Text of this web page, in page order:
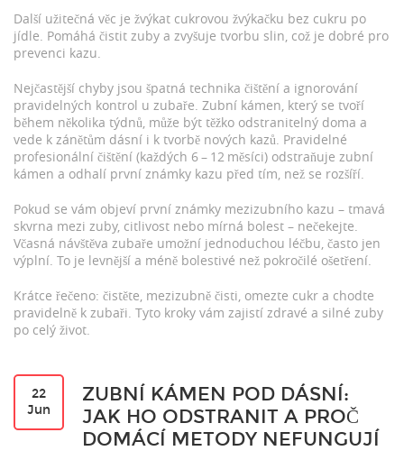
Další užitečná věc je žvýkat cukrovou žvýkačku bez cukru po
jídle. Pomáhá čistit zuby a zvyšuje tvorbu slin, což je dobré pro
prevenci kazu.
Nejčastější chyby jsou špatná technika čištění a ignorování
pravidelných kontrol u zubaře. Zubní kámen, který se tvoří
během několika týdnů, může být těžko odstranitelný doma a
vede k zánětům dásní i k tvorbě nových kazů. Pravidelné
profesionální čištění (každých 6 – 12 měsíci) odstraňuje zubní
kámen a odhalí první známky kazu před tím, než se rozšíří.
Pokud se vám objeví první známky mezizubního kazu – tmavá
skvrna mezi zuby, citlivost nebo mírná bolest – nečekejte.
Včasná návštěva zubaře umožní jednoduchou léčbu, často jen
výplní. To je levnější a méně bolestivé než pokročilé ošetření.
Krátce řečeno: čistěte, mezizubně čisti, omezte cukr a chodte
pravidelně k zubaři. Tyto kroky vám zajistí zdravé a silné zuby
po celý život.
22
Jun
ZUBNÍ KÁMEN POD DÁSNÍ:
JAK HO ODSTRANIT A PROČ
DOMÁCÍ METODY NEFUNGUJÍ